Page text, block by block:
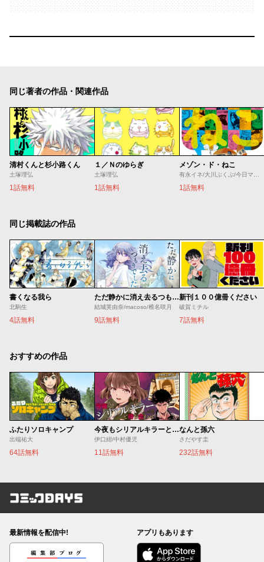
同じ著者の作品・関連作品
清村くんと杉小路くん
土塚理弘
1話無料
１／Ｎのゆらぎ
土塚理弘
1話無料
メゾン・ド・ねこ
1話無料
同じ掲載誌の作品
書くなる我ら
北駒生
4話無料
ただ静かに消え去るつもりでした
結城芙由奈/macoso/椎名咲月
9話無料
新刊１００億冊ください
破賀ミチル
7話無料
おすすめの作品
ふたりソロキャンプ
出端祐大
64話無料
今夜もシリアルキラーと待ち合わせ
伊口紺/中村優児
11話無料
なんと孫六
さだやす圭
232話無料
コミックDAYS
最新情報を配信中!
編集部ブログ
アプリもあります